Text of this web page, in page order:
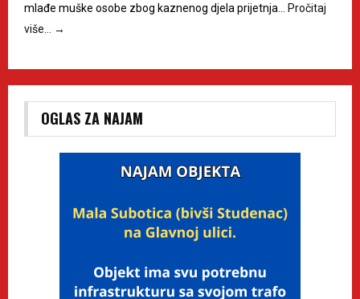
mlađe muške osobe zbog kaznenog djela prijetnja…
Pročitaj
više…
→
OGLAS ZA NAJAM